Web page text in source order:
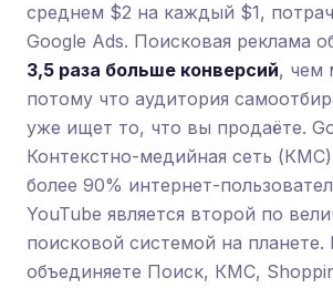
среднем $2 на каждый $1,
Google Ads. Поисковая реклама
3,5 раза больше конверсий, чем
потому что аудитория
уже ищет то, что вы продаёте.
Контекстно-медийная сеть
более 90% интернет-
YouTube является второй по
поисковой системой на планете.
объединяете Поиск, КМС,